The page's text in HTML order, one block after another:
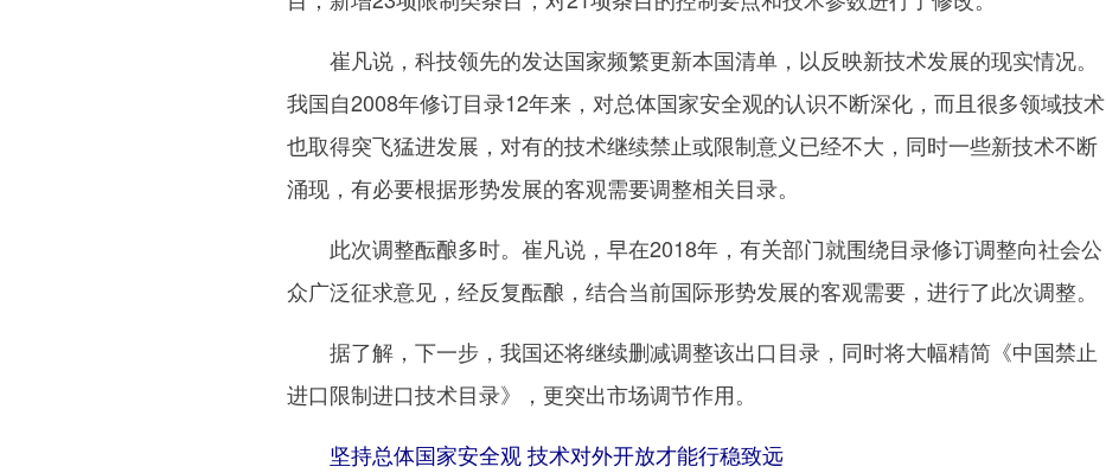
崔凡说，科技领先的发达国家频繁更新本国清单，以反映新技术发展的现实情况。
我国自2008年修订目录12年来，对总体国家安全观的认识不断深化，而且很多领域技术
也取得突飞猛进发展，对有的技术继续禁止或限制意义已经不大，同时一些新技术不断
涌现，有必要根据形势发展的客观需要调整相关目录。
此次调整酝酿多时。崔凡说，早在2018年，有关部门就围绕目录修订调整向社会公
众广泛征求意见，经反复酝酿，结合当前国际形势发展的客观需要，进行了此次调整。
据了解，下一步，我国还将继续删减调整该出口目录，同时将大幅精简《中国禁止
进口限制进口技术目录》，更突出市场调节作用。
坚持总体国家安全观 技术对外开放才能行稳致远